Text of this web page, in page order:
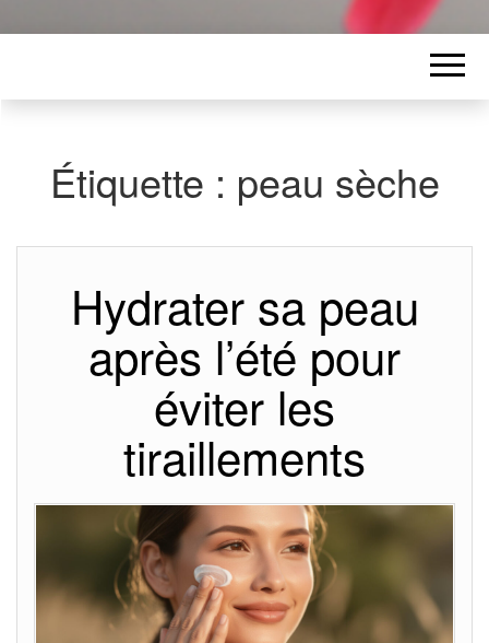
Étiquette : peau sèche
Hydrater sa peau
après l’été pour
éviter les
tiraillements